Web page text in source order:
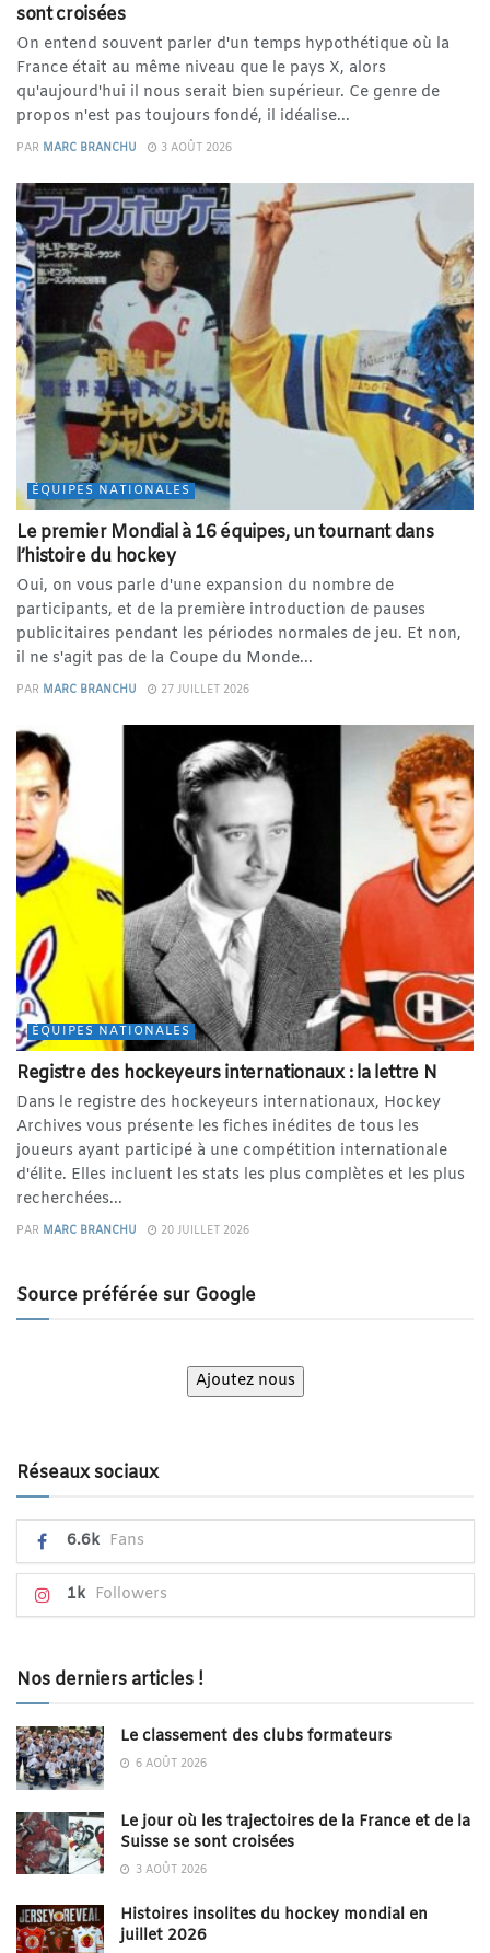
sont croisées
On entend souvent parler d'un temps hypothétique où la
France était au même niveau que le pays X, alors
qu'aujourd'hui il nous serait bien supérieur. Ce genre de
propos n'est pas toujours fondé, il idéalise...
PAR MARC BRANCHU 3 AOÛT 2026
ÉQUIPES NATIONALES
Le premier Mondial à 16 équipes, un tournant dans
l’histoire du hockey
Oui, on vous parle d'une expansion du nombre de
participants, et de la première introduction de pauses
publicitaires pendant les périodes normales de jeu. Et non,
il ne s'agit pas de la Coupe du Monde...
PAR MARC BRANCHU 27 JUILLET 2026
ÉQUIPES NATIONALES
Registre des hockeyeurs internationaux : la lettre N
Dans le registre des hockeyeurs internationaux, Hockey
Archives vous présente les fiches inédites de tous les
joueurs ayant participé à une compétition internationale
d'élite. Elles incluent les stats les plus complètes et les plus
recherchées...
PAR MARC BRANCHU 20 JUILLET 2026
Source préférée sur Google
Ajoutez nous
Réseaux sociaux
6.6k Fans
1k Followers
Nos derniers articles !
Le classement des clubs formateurs
6 AOÛT 2026
Le jour où les trajectoires de la France et de la
Suisse se sont croisées
3 AOÛT 2026
Histoires insolites du hockey mondial en
juillet 2026